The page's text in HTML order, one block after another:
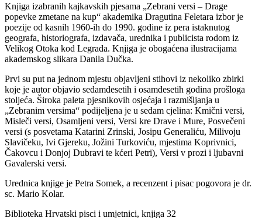
Knjiga izabranih kajkavskih pjesama „Zebrani versi – Drage
popevke zmetane na kup“ akademika Dragutina Feletara izbor je
poezije od kasnih 1960-ih do 1990. godine iz pera istaknutog
geografa, historiografa, izdavača, urednika i publicista rodom iz
Velikog Otoka kod Legrada. Knjiga je obogaćena ilustracijama
akademskog slikara Danila Dučka.
Prvi su put na jednom mjestu objavljeni stihovi iz nekoliko zbirki
koje je autor objavio sedamdesetih i osamdesetih godina prošloga
stoljeća. Široka paleta pjesnikovih osjećaja i razmišljanja u
„Zebranim versima“ podijeljena je u sedam cjelina: Kmični versi,
Misleči versi, Osamljeni versi, Versi kre Drave i Mure, Posvečeni
versi (s posvetama Katarini Zrinski, Josipu Generaliću, Milivoju
Slavičeku, Ivi Gjereku, Jožini Turkoviću, mjestima Koprivnici,
Čakovcu i Donjoj Dubravi te kćeri Petri), Versi v prozi i ljubavni
Gavalerski versi.
Urednica knjige je Petra Somek, a recenzent i pisac pogovora je dr.
sc. Mario Kolar.
Biblioteka Hrvatski pisci i umjetnici, knjiga 32